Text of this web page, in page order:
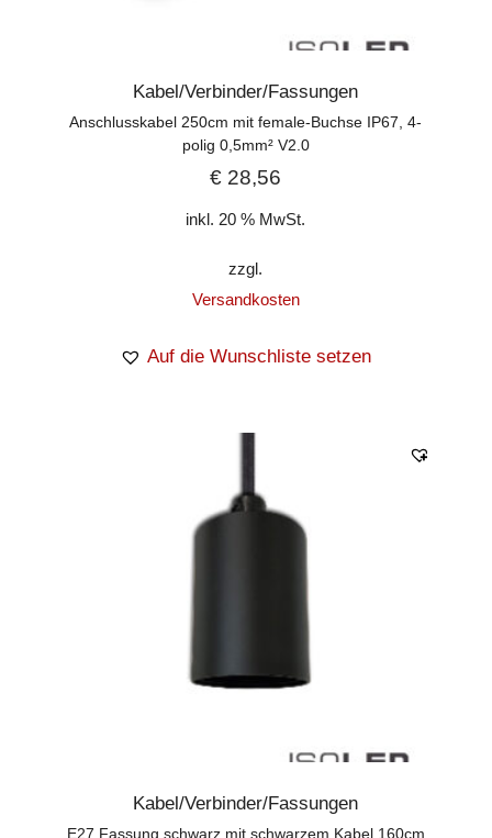
Kabel/Verbinder/Fassungen
Anschlusskabel 250cm mit female-Buchse IP67, 4-
polig 0,5mm² V2.0
€ 28,56
inkl. 20 % MwSt.
zzgl.
Versandkosten
Auf die Wunschliste setzen
Kabel/Verbinder/Fassungen
E27 Fassung schwarz mit schwarzem Kabel 160cm